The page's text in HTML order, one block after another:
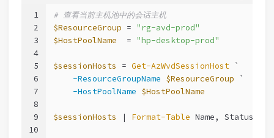
1
2
3
4
5
6
7
8
9
10
# 查看当前主机池中的会话主机
$ResourceGroup = "rg-avd-prod"
$HostPoolName
  =
"hp-desktop-prod"
$sessionHosts = Get-AzWvdSessionHost `
-ResourceGroupName $ResourceGroup `
-HostPoolName $HostPoolName
$sessionHosts | Format-Table Name, Status,